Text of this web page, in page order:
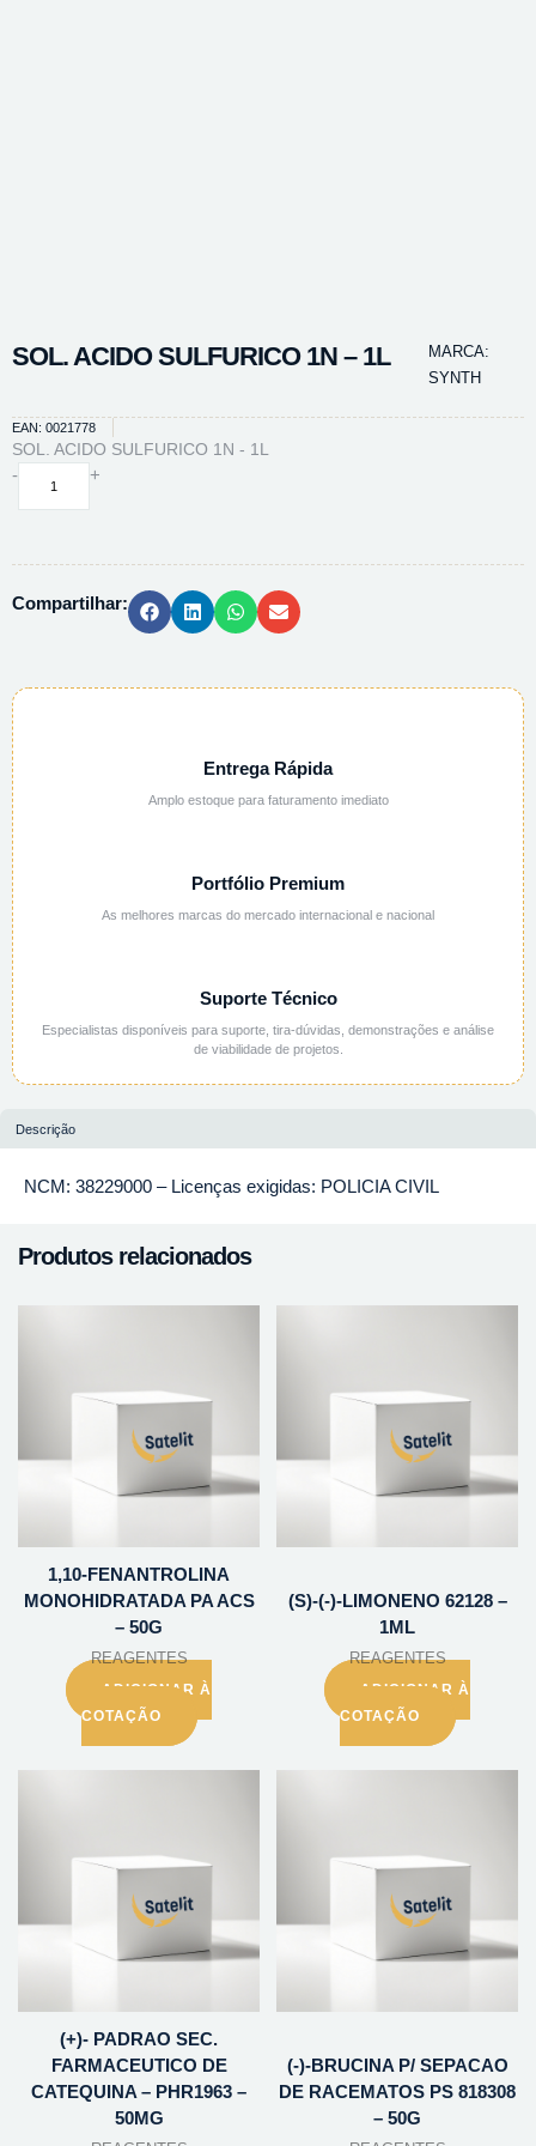
SOL. ACIDO SULFURICO 1N – 1L
MARCA:
SYNTH
EAN: 0021778
SOL. ACIDO SULFURICO 1N - 1L
-
SOL.
1L
+
Compartilhar:
Entrega Rápida
Amplo estoque para faturamento imediato
Portfólio Premium
As melhores marcas do mercado internacional e nacional
Suporte Técnico
Especialistas disponíveis para suporte, tira-dúvidas, demonstrações e análise
de viabilidade de projetos.
Descrição
NCM: 38229000 – Licenças exigidas: POLICIA CIVIL
Produtos relacionados
1,10-FENANTROLINA
MONOHIDRATADA PA ACS
– 50G
REAGENTES
ADICIONAR À
COTAÇÃO
(S)-(-)-LIMONENO 62128 –
1ML
REAGENTES
ADICIONAR À
COTAÇÃO
(+)- PADRAO SEC.
FARMACEUTICO DE
CATEQUINA – PHR1963 –
50MG
(-)-BRUCINA P/ SEPACAO
DE RACEMATOS PS 818308
– 50G